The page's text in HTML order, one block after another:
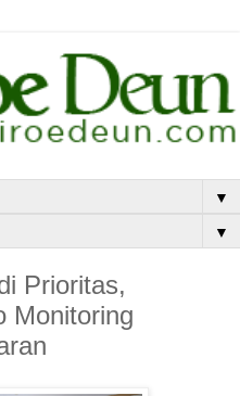
▼
▼
Prioritas,
Monitoring